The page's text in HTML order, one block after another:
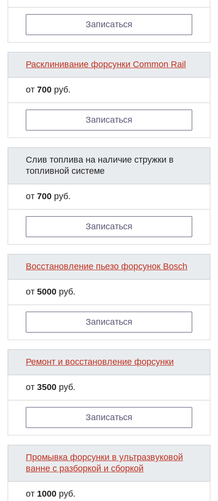
Записаться
Расклинивание форсунки Common Rail
от 700 руб.
Записаться
Слив топлива на наличие стружки в
топливной системе
от 700 руб.
Записаться
Восстановление пьезо форсунок Bosch
от 5000 руб.
Записаться
Ремонт и восстановление форсунки
от 3500 руб.
Записаться
Промывка форсунки в ультразвуковой
ванне с разборкой и сборкой
от 1000 руб.